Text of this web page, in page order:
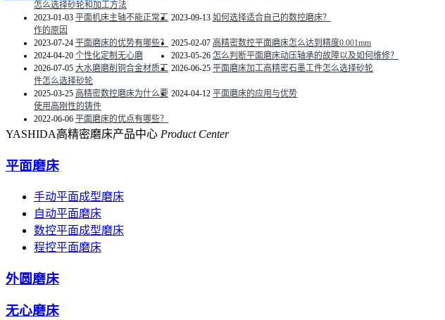
怎么选择砂轮和加工方法
2023-09-13 如何选择适合自己的数控磨床？
2023-01-03 平面机床主轴不能正常工
作的原因
2025-02-07 高精密数控平面磨床怎么达到精度0.001mm
2023-07-24 平面磨床的优势有哪些？
2023-05-26 怎么判断平面磨床动压轴承的故障以及如何维修？
2024-04-20 个性化定制无心磨
2026-06-25 平面磨床加工高精密石墨工件怎么选择砂轮
2026-07-05 大水磨磨削铜合金材质工
件怎么选择砂轮
2024-04-12 平面磨床的应用与优势
2025-03-25 高精密数控磨床为什么要
使用高刚性的铸件
2022-06-06 平面磨床的优点有哪些？
YASHIDA高精密磨床产品中心 Product Center
平面磨床
手动平面成型磨床
自动平面磨床
数控平面成型磨床
程控平面磨床
外圆磨床
无心磨床